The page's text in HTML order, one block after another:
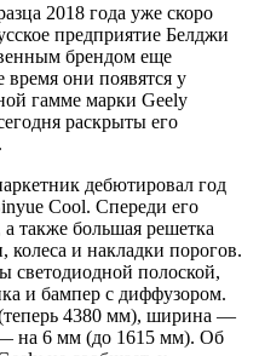
2018 года уже скоро
предприятие Белджи
брендом еще
они появятся у
гамме марки Geely
раскрыты его
дебютировал год
Cool. Спереди его
также большая решетка
и накладки порогов.
светодиодной полоской,
и бампер с диффузором.
4380 мм), ширина —
на 6 мм (до 1615 мм). Об